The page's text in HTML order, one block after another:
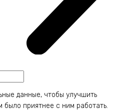
данные, чтобы улучшить
приятнее с ним работать.